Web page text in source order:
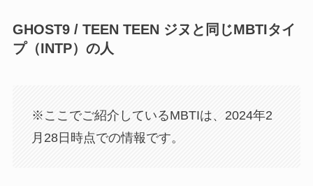
GHOST9 / TEEN TEEN ジヌと同じMBTIタイ
プ（INTP）の人
※ここでご紹介しているMBTIは、2024年2
月28日時点での情報です。